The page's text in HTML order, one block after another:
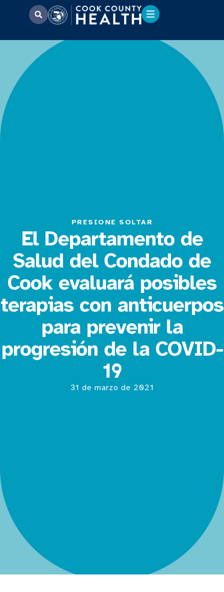
PRESIONE SOLTAR
El Departamento de
Salud del Condado de
Cook evaluará posibles
terapias con anticuerpos
para prevenir la
progresión de la COVID-
19
31 de marzo de 2021